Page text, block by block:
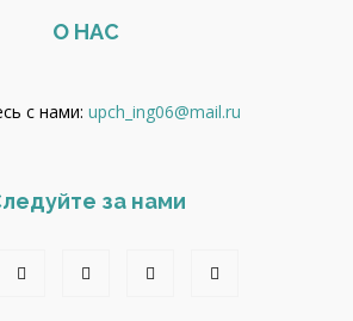
О НАС
с нами: upch_ing06@mail.ru
за нами